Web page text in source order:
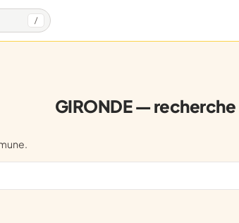
/
GIRONDE — recherche